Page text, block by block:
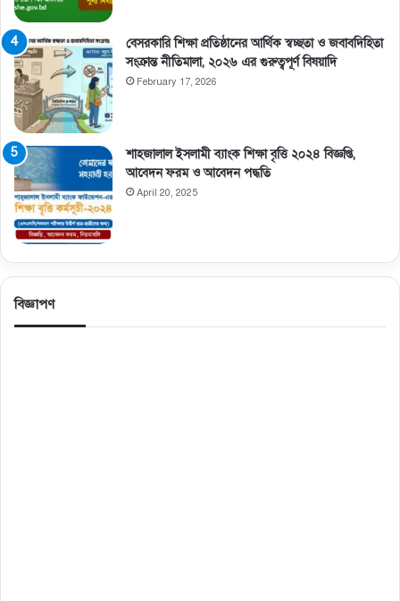
বেসরকারি শিক্ষা প্রতিষ্ঠানের আর্থিক স্বচ্ছতা ও জবাবদিহিতা
সংক্রান্ত নীতিমালা, ২০২৬ এর গুরুত্বপূর্ণ বিষয়াদি
February 17, 2026
শাহজালাল ইসলামী ব্যাংক শিক্ষা বৃত্তি ২০২৪ বিজ্ঞপ্তি,
আবেদন ফরম ও আবেদন পদ্ধতি
April 20, 2025
বিজ্ঞাপণ